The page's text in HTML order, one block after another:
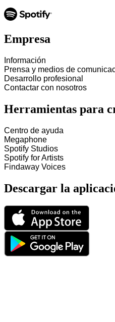
Empresa
Información
Prensa y medios de
Desarrollo profesional
Contactar con nosotros
Herramientas para
Centro de ayuda
Megaphone
Spotify Studios
Spotify for Artists
Findaway Voices
Descargar la